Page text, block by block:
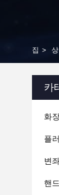
집 >
카
화
플
변
핸